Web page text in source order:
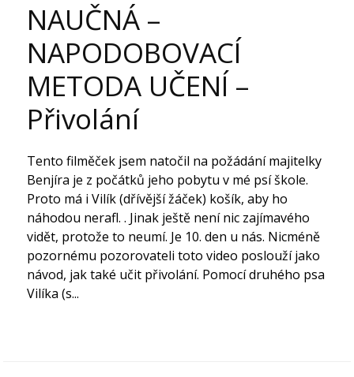
NAUČNÁ –
NAPODOBOVACÍ
METODA UČENÍ –
Přivolání
Tento filměček jsem natočil na požádání majitelky
Benjíra je z počátků jeho pobytu v mé psí škole.
Proto má i Vilík (dřívější žáček) košík, aby ho
náhodou nerafl. . Jinak ještě není nic zajímavého
vidět, protože to neumí. Je 10. den u nás. Nicméně
pozornému pozorovateli toto video poslouží jako
návod, jak také učit přivolání. Pomocí druhého psa
Vilíka (s...